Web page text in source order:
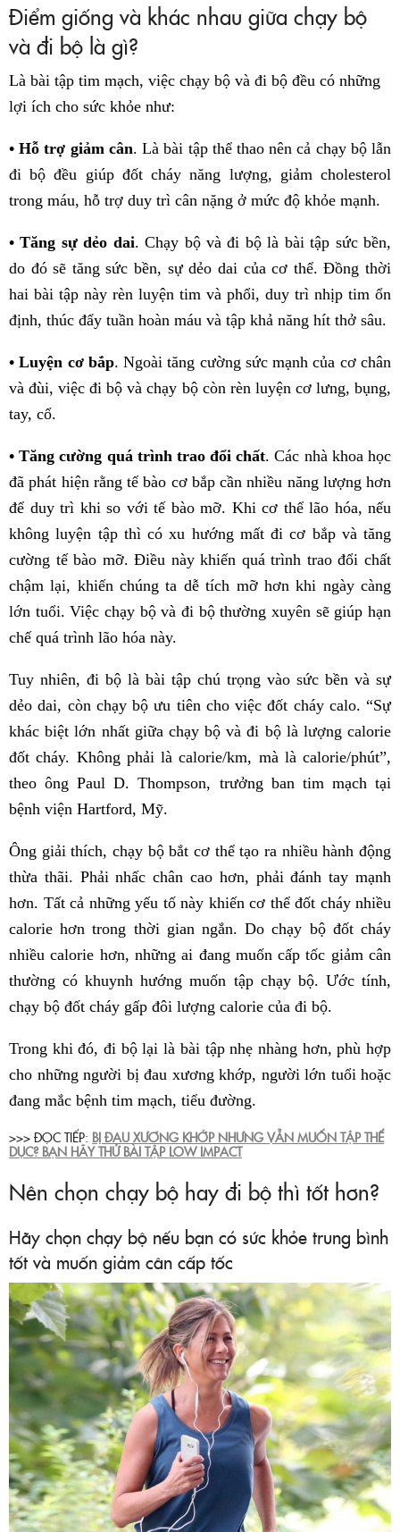
Điểm giống và khác nhau giữa chạy bộ
và đi bộ là gì?
Là bài tập tim mạch, việc chạy bộ và đi bộ đều có những
lợi ích cho sức khỏe như:
• Hỗ trợ giảm cân. Là bài tập thể thao nên cả chạy bộ lẫn
đi bộ đều giúp đốt cháy năng lượng, giảm cholesterol
trong máu, hỗ trợ duy trì cân nặng ở mức độ khỏe mạnh.
• Tăng sự dẻo dai. Chạy bộ và đi bộ là bài tập sức bền,
do đó sẽ tăng sức bền, sự dẻo dai của cơ thể. Đồng thời
hai bài tập này rèn luyện tim và phổi, duy trì nhịp tim ổn
định, thúc đẩy tuần hoàn máu và tập khả năng hít thở sâu.
• Luyện cơ bắp. Ngoài tăng cường sức mạnh của cơ chân
và đùi, việc đi bộ và chạy bộ còn rèn luyện cơ lưng, bụng,
tay, cổ.
• Tăng cường quá trình trao đổi chất. Các nhà khoa học
đã phát hiện rằng tế bào cơ bắp cần nhiều năng lượng hơn
để duy trì khi so với tế bào mỡ. Khi cơ thể lão hóa, nếu
không luyện tập thì có xu hướng mất đi cơ bắp và tăng
cường tế bào mỡ. Điều này khiến quá trình trao đổi chất
chậm lại, khiến chúng ta dễ tích mỡ hơn khi ngày càng
lớn tuổi. Việc chạy bộ và đi bộ thường xuyên sẽ giúp hạn
chế quá trình lão hóa này.
Tuy nhiên, đi bộ là bài tập chú trọng vào sức bền và sự
dẻo dai, còn chạy bộ ưu tiên cho việc đốt cháy calo. “Sự
khác biệt lớn nhất giữa chạy bộ và đi bộ là lượng calorie
đốt cháy. Không phải là calorie/km, mà là calorie/phút”,
theo ông Paul D. Thompson, trưởng ban tim mạch tại
bệnh viện Hartford, Mỹ.
Ông giải thích, chạy bộ bắt cơ thể tạo ra nhiều hành động
thừa thãi. Phải nhấc chân cao hơn, phải đánh tay mạnh
hơn. Tất cả những yếu tố này khiến cơ thể đốt cháy nhiều
calorie hơn trong thời gian ngắn. Do chạy bộ đốt cháy
nhiều calorie hơn, những ai đang muốn cấp tốc giảm cân
thường có khuynh hướng muốn tập chạy bộ. Ước tính,
chạy bộ đốt cháy gấp đôi lượng calorie của đi bộ.
Trong khi đó, đi bộ lại là bài tập nhẹ nhàng hơn, phù hợp
cho những người bị đau xương khớp, người lớn tuổi hoặc
đang mắc bệnh tim mạch, tiểu đường.
>>> ĐỌC TIẾP: BỊ ĐAU XƯƠNG KHỚP NHƯNG VẪN MUỐN TẬP THỂ
DỤC? BẠN HÃY THỬ BÀI TẬP LOW IMPACT
Nên chọn chạy bộ hay đi bộ thì tốt hơn?
Hãy chọn chạy bộ nếu bạn có sức khỏe trung bình
tốt và muốn giảm cân cấp tốc